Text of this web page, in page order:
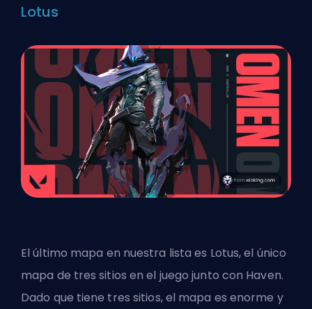
Lotus
El último mapa en nuestra lista es Lotus, el único
mapa de tres sitios en el juego junto con Haven.
Dado que tiene tres sitios, el mapa es enorme y